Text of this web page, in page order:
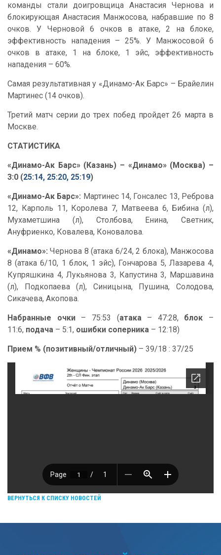
команды стали доигровщица Анастасия Чернова и
блокирующая Анастасия Манжосова, набравшие по 8
очков. У Черновой 6 очков в атаке, 2 на блоке,
эффективность нападения – 25%. У Манжосовой 6
очков в атаке, 1 на блоке, 1 эйс, эффективность
нападения – 60%.
Самая результативная у «Динамо-Ак Барс» – Брайелин
Мартинес (14 очков).
Третий матч серии до трех побед пройдет 26 марта в
Москве.
СТАТИСТИКА
«Динамо-Ак Барс» (Казань) – «Динамо» (Москва) –
3:0 (25:14, 25:20, 25:19)
«Динамо-Ак Барс»: Мартинес 14, Гонсалес 13, Реброва
12, Карполь 11, Королева 7, Матвеева 6, Бибина (л),
Мухаметшина (л), Столбова, Енина, Светник,
Ануфриенко, Ковалева, Коновалова.
«Динамо»: Чернова 8 (атака 6/24, 2 блока), Манжосова
8 (атака 6/10, 1 блок, 1 эйс), Гончарова 5, Лазарева 4,
Купряшкина 4, Лукьянова 3, Капустина 3, Маршавина
(л), Подкопаева (л), Синицына, Пушина, Солодова,
Сикачева, Акопова.
Набранные очки– 75:53 (атака– 47:28, блок –
11:6, подача – 5:1, ошибки соперника – 12:18)
Прием % (позитивный/отличный) – 39/18 : 37/25
ВЕРНУТЬСЯ К СПИСКУ НОВОСТЕЙ